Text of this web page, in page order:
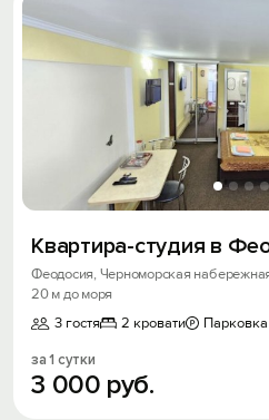
Квартира-студия в
Феодосия, Черноморская
20 м до моря
3 гостя
2 кровати Парковка
за 1 сутки
3 000 руб.